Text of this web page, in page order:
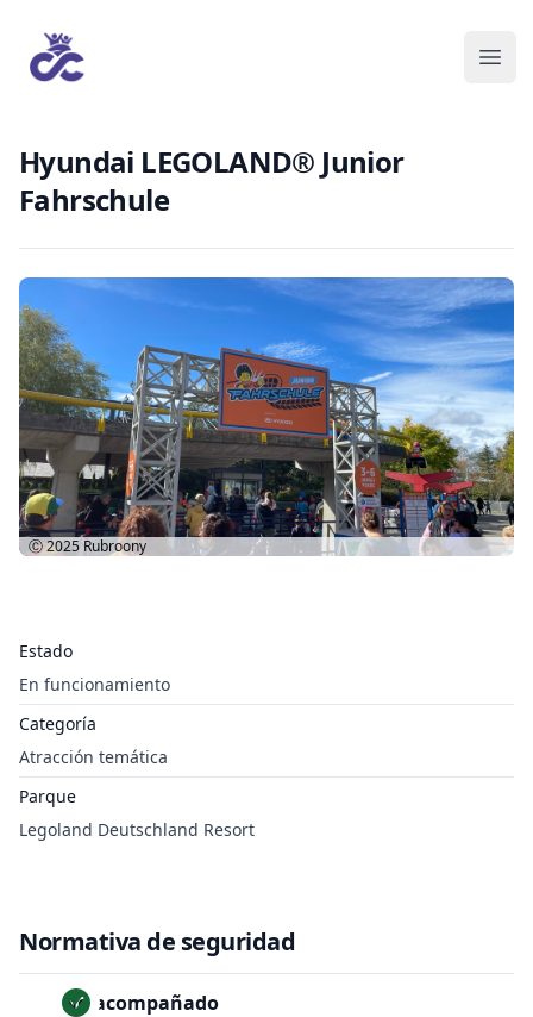
Hyundai LEGOLAND® Junior
Fahrschule
Estado
En funcionamiento
Categoría
Atracción temática
Parque
Legoland Deutschland Resort
Ⓒ 2025 Rubroony
Normativa de seguridad
No acompañado